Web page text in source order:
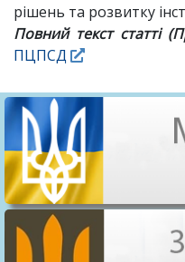
рішень та розвитку
Повний текст статті
ПЦПСД